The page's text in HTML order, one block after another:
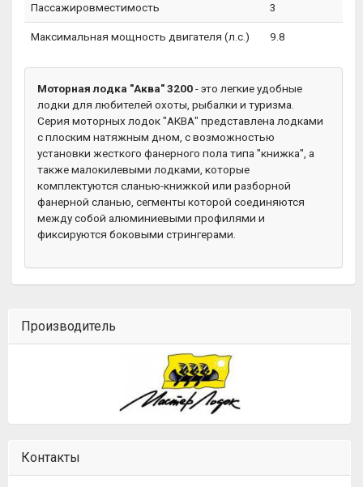
Пассажировместимость 3
Максимальная мощность двигателя (л.с.) 9.8
Моторная лодка "Аква" 3200- это легкие удобные
лодки для любителей охоты, рыбалки и туризма.
Серия моторных лодок "АКВА" представлена лодками
с плоским натяжным дном, с возможностью
установки жесткого фанерного пола типа "книжка", а
также малокилевыми лодками, которые
комплектуются сланью-книжкой или разборной
фанерной сланью, сегменты которой соединяются
между собой алюминиевыми профилями и
фиксируются боковыми стрингерами.
Производитель
Контакты